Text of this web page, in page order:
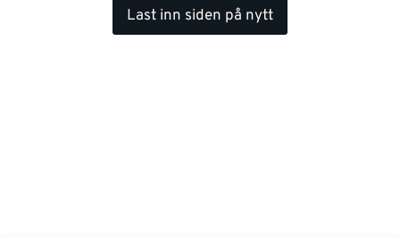
Last inn siden på nytt